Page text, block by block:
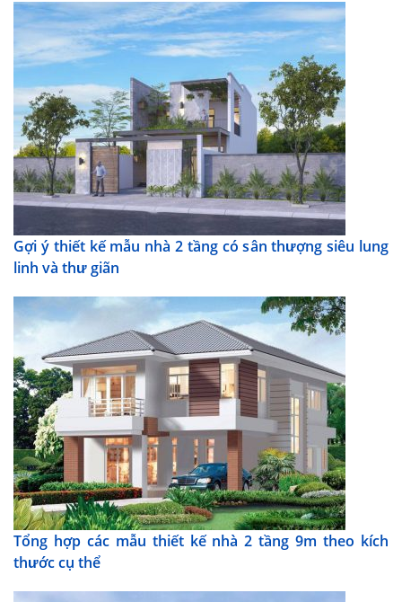
Gợi ý thiết kế mẫu nhà 2 tầng có sân thượng siêu lung
linh và thư giãn
Tổng hợp các mẫu thiết kế nhà 2 tầng 9m theo kích
thước cụ thể